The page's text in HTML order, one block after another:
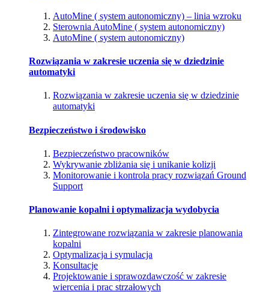
AutoMine ( system autonomiczny) – linia wzroku
Sterownia AutoMine ( system autonomiczny)
AutoMine ( system autonomiczny)
Rozwiązania w zakresie uczenia się w dziedzinie
automatyki
Rozwiązania w zakresie uczenia się w dziedzinie
automatyki
Bezpieczeństwo i środowisko
Bezpieczeństwo pracowników
Wykrywanie zbliżania się i unikanie kolizji
Monitorowanie i kontrola pracy rozwiązań Ground
Support
Planowanie kopalni i optymalizacja wydobycia
Zintegrowane rozwiązania w zakresie planowania
kopalni
Optymalizacja i symulacja
Konsultacje
Projektowanie i sprawozdawczość w zakresie
wiercenia i prac strzałowych